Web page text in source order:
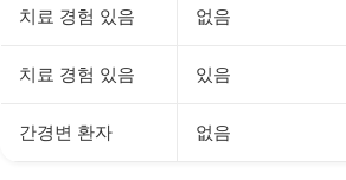
치료 경험 있음 없음
치료 경험 있음 있음
간경변 환자 없음